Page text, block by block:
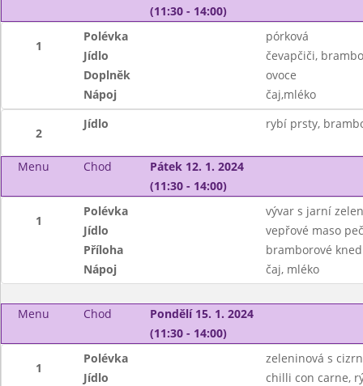
(11:30 - 14:00)
1
Polévka
pórková
Jídlo
čevapčiči,
Doplněk
ovoce
Nápoj
čaj,mléko
2
Jídlo rybí prsty,
Menu Chod
Pátek 12. 1. 2024
(11:30 - 14:00)
1
Polévka
vývar s jarní
Jídlo
vepřové maso
Příloha
bramborové
Nápoj
čaj, mléko
Menu Chod
Pondělí 15. 1. 2024
(11:30 - 14:00)
1
Polévka
zeleninová s
Jídlo
chilli con carne,